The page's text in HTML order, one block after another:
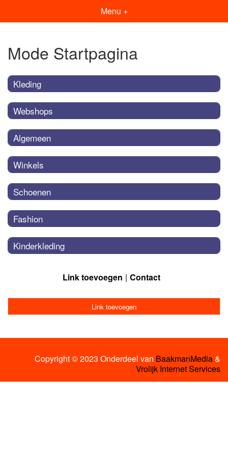
Menu +
Mode Startpagina
Kleding
Webshops
Algemeen
Winkels
Schoenen
Fashion
Kinderkleding
Link toevoegen Contact
Link toevoegen
Copyright © 2023 Onderdeel van BaakmanMedia&
Vrolijk Internet Services